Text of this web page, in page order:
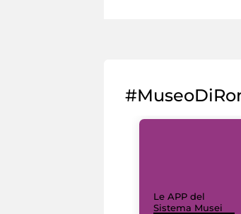
Le APP del
Sistema Musei